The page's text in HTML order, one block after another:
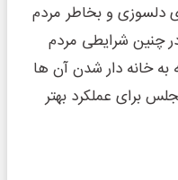
دلسوزی و بخاطر مردم
چنین شرایطی مردم
به خانه دار شدن آن ها
برای عملکرد بهتر